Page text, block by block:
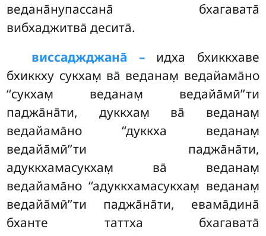
ведана̄нупассана̄ бхагавата̄
вибхаджитва̄ десита̄.
виссаджджана̄ –идха бхиккхаве
бхиккху сукхам̣ ва̄ веданам̣ ведайама̄но
‘‘сукхам̣ веданам̣ ведайа̄мӣ’’ти
паджа̄на̄ти, дуккхам̣ ва̄ веданам̣
ведайама̄но ‘‘дуккха веданам̣
ведайа̄мӣ’’ти паджа̄на̄ти,
адуккхамасукхам̣ ва̄ веданам̣
ведайама̄но ‘‘адуккхамасукхам̣ веданам̣
ведайа̄мӣ’’ти паджа̄на̄ти, евама̄дина̄
бханте таттха бхагавата̄